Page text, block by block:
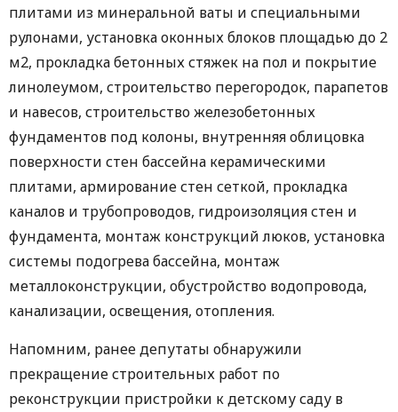
плитами из минеральной ваты и специальными
рулонами, установка оконных блоков площадью до 2
м2, прокладка бетонных стяжек на пол и покрытие
линолеумом, строительство перегородок, парапетов
и навесов, строительство железобетонных
фундаментов под колоны, внутренняя облицовка
поверхности стен бассейна керамическими
плитами, армирование стен сеткой, прокладка
каналов и трубопроводов, гидроизоляция стен и
фундамента, монтаж конструкций люков, установка
системы подогрева бассейна, монтаж
металлоконструкции, обустройство водопровода,
канализации, освещения, отопления.
Напомним, ранее депутаты обнаружили
прекращение строительных работ по
реконструкции пристройки к детскому саду в